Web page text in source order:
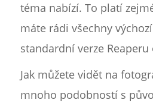
téma nabízí. To platí
máte rádi všechny
standardní verze Reaperu
Jak můžete vidět na
mnoho podobností s